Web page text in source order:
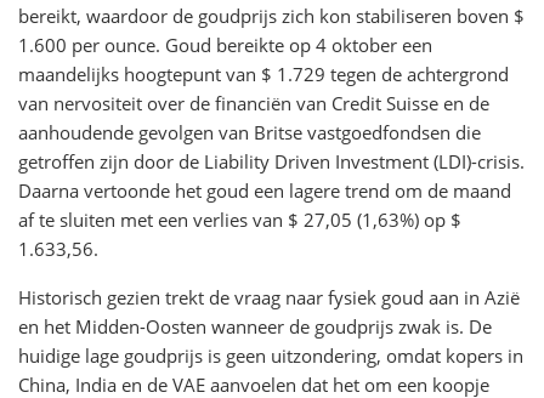
bereikt, waardoor de goudprijs zich kon stabiliseren boven $
1.600 per ounce. Goud bereikte op 4 oktober een
maandelijks hoogtepunt van $ 1.729 tegen de achtergrond
van nervositeit over de financiën van Credit Suisse en de
aanhoudende gevolgen van Britse vastgoedfondsen die
getroffen zijn door de Liability Driven Investment (LDI)-crisis.
Daarna vertoonde het goud een lagere trend om de maand
af te sluiten met een verlies van $ 27,05 (1,63%) op $
1.633,56.
Historisch gezien trekt de vraag naar fysiek goud aan in Azië
en het Midden-Oosten wanneer de goudprijs zwak is. De
huidige lage goudprijs is geen uitzondering, omdat kopers in
China, India en de VAE aanvoelen dat het om een koopje